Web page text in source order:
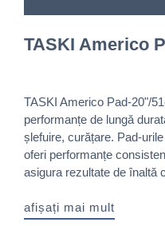
TASKI Americo
TASKI Americo Pad-20"/
performanțe de lungă
șlefuire, curățare. Pad-
oferi performanțe
asigura rezultate de înaltă
afișați mai mult